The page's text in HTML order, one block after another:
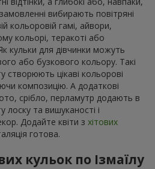
вибирають повітряні
кольоровій гамі, айвори,
кольорі, теракоті або
кульки для дівчинки можуть
або бузкового кольору. Такі
створюють цікаві кольорові
композицію. А додаткові
срібло, перламутр додають в
лоску та вишуканості і
Додайте квіти з хітових
готова.
кульок по Ізмаїлу